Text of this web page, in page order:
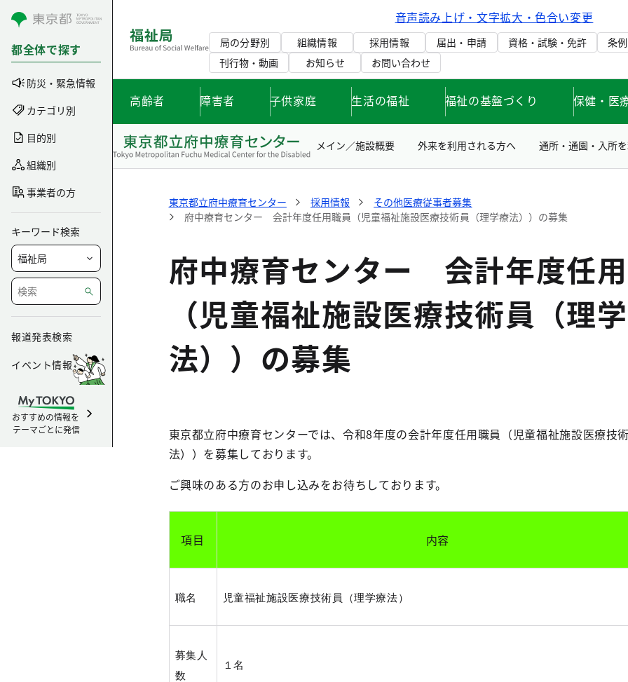
コンテンツにスキップ
都全体で探す
防災・緊急情報
カテゴリ別
目的別
組織別
事業者の方
キーワード検索
報道発表検索
イベント情報
おすすめの情報を
テーマごとに発信
音声読み上げ・文字拡大・色合い変更
局の分野別 組織情報 採用情報 届出・申請 資格・試験・免許
条
刊行物・動画
お知らせ お問い合わせ
高齢者 障害者 子供家庭 生活の福祉 福祉の基盤づくり 保健・医
メイン／施設概要 外来を利用される方へ 通所・通園・入所
東京都立府中療育センター 採用情報
その他医療従事者募集
府中療育センター 会計年度任用職員（児童福祉施設医療技術員（理学療法））の募集
府中療育センター 会計年度任
（児童福祉施設医療技術員（理
法））の募集
東京都立府中療育センターでは、令和8年度の会計年度任用職員（児童福祉施設医療技
法））を募集しております。
ご興味のある方のお申し込みをお待ちしております。
項目 内容
職名 児童福祉施設医療技術員（理学療法）
募集人
数
１名